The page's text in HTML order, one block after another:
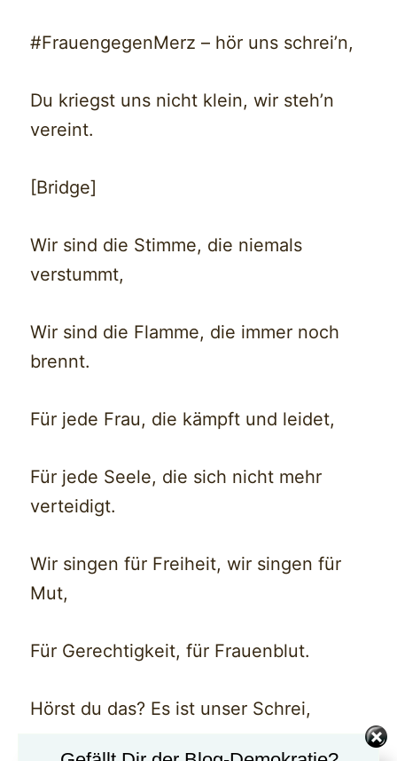
#FrauengegenMerz – hör uns schrei’n,
Du kriegst uns nicht klein, wir steh’n
vereint.
[Bridge]
Wir sind die Stimme, die niemals
verstummt,
Wir sind die Flamme, die immer noch
brennt.
Für jede Frau, die kämpft und leidet,
Für jede Seele, die sich nicht mehr
verteidigt.
Wir singen für Freiheit, wir singen für
Mut,
Für Gerechtigkeit, für Frauenblut.
Hörst du das? Es ist unser Schrei,